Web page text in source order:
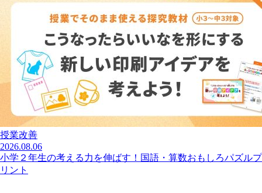
授業改善
2026.08.06
小学２年生の考える力を伸ばす！国語・算数おもしろパズルプ
リント